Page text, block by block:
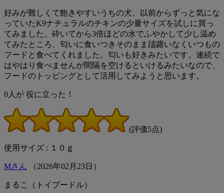
好みが難しくて飽きやすいうちの犬、以前からずっと気にな
っていたK9ナチュラルのチキンの少量サイズを試しに買っ
てみました。砕いてから3倍ほどの水でふやかして少し温め
てみたところ、匂いに食いつきそのまま躊躇いなくいつもの
フードと食べてくれました。匂いも好きみたいです。連続で
はやはり食べませんが間隔を空けるといけるみたいなので、
フードのトッピングとして活用してみようと思います。
0 人が 役に立った！
(評価5点)
使用サイズ : １０ｇ
Mさん （2026年02 月 23日）
まるこ（トイプードル）